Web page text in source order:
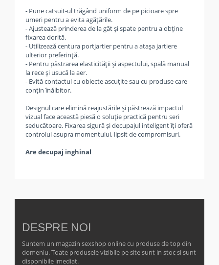
- Pune catsuit-ul trăgând uniform de pe picioare spre
umeri pentru a evita agățările.
- Ajustează prinderea de la gât și spate pentru a obține
fixarea dorită.
- Utilizează centura portjartier pentru a atașa jartiere
ulterior preferință.
- Pentru păstrarea elasticității și aspectului, spală manual
la rece și usucă la aer.
- Evită contactul cu obiecte ascuțite sau cu produse care
conțin înălbitor.
Designul care elimină reajustările și păstrează impactul
vizual face această piesă o soluție practică pentru seri
seducătoare. Fixarea sigură și decupajul inteligent îți oferă
controlul asupra momentului, lipsit de compromisuri.
Are decupaj inghinal
DESPRE NOI
Suntem un magazin sexshop online cu produse de top din
domeniu. Toate produsele vizibile pe site sunt in stoc si sunt
disponibile imediat.